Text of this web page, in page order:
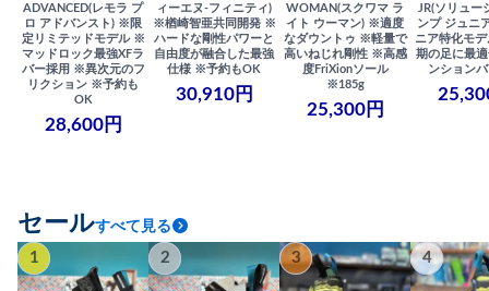
ADVANCED(レモラ プ
ロ アドバンスト) ※限
定リミテッドモデル ※
マッドロック最強XFラ
バー採用 ※異次元のフ
リクション ※予約も
OK
28,600円
ィーエヌ-フィニティ)
※楢崎智亜共同開発 ※
ハードな剛性パワーと
自由度が融合した最強
仕様 ※予約もOK
30,910円
WOMAN(スクワマ ラ
イト ウーマン) ※適度
なダウントゥ ※軽量で
高いねじれ剛性 ※高感
度FriXionソール
※185g
25,300円
JR(ソリュー
ンプ ジュニ
ニア特化モ
期の足に最
ンション
セールすべて見る
1 2 3 4